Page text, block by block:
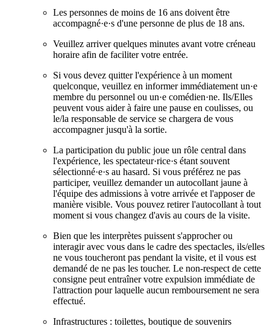
Les personnes de moins de 16 ans doivent être
accompagné·e·s d'une personne de plus de 18 ans.
Veuillez arriver quelques minutes avant votre créneau
horaire afin de faciliter votre entrée.
Si vous devez quitter l'expérience à un moment
quelconque, veuillez en informer immédiatement un·e
membre du personnel ou un·e comédien·ne. Ils/Elles
peuvent vous aider à faire une pause en coulisses, ou
le/la responsable de service se chargera de vous
accompagner jusqu'à la sortie.
La participation du public joue un rôle central dans
l'expérience, les spectateur·rice·s étant souvent
sélectionné·e·s au hasard. Si vous préférez ne pas
participer, veuillez demander un autocollant jaune à
l'équipe des admissions à votre arrivée et l'apposer de
manière visible. Vous pouvez retirer l'autocollant à tout
moment si vous changez d'avis au cours de la visite.
Bien que les interprètes puissent s'approcher ou
interagir avec vous dans le cadre des spectacles, ils/elles
ne vous toucheront pas pendant la visite, et il vous est
demandé de ne pas les toucher. Le non-respect de cette
consigne peut entraîner votre expulsion immédiate de
l'attraction pour laquelle aucun remboursement ne sera
effectué.
Infrastructures : toilettes, boutique de souvenirs